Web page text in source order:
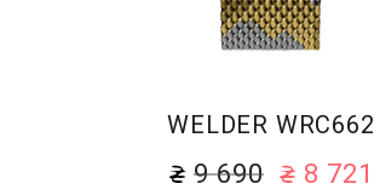
WELDER WRC662
9 690 8 721